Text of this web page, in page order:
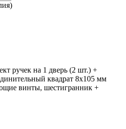
ручек на 1 дверь (2 шт.) +
квадрат 8x105 мм
винты, шестигранник +